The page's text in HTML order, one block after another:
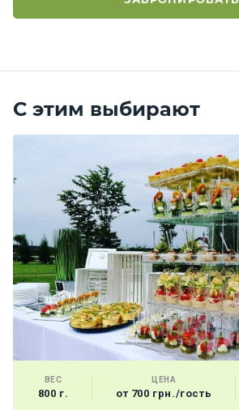
С этим выбирают
ВЕС
800 г.
ЦЕНА
от 700 грн./гость